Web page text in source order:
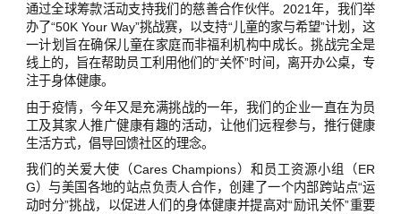
通过全球筹款活动支持我们的慈善合作伙伴。2021年，我们举
办了“50K Your Way”挑战赛，以支持“儿童的家与希望”计划，这
一计划旨在确保儿童在家庭而非福利机构中成长。挑战完全是
线上的，旨在帮助员工利用他们的“关怀”时间，离开办公桌，专
注于身体健康。
由于疫情，今年又是充满挑战的一年，我们的企业一直在为员
工及其家人推广健康有趣的活动，让他们远程参与，推行健康
生活方式，倡导回馈社区的理念。
我们的关爱大使（Cares Champions）和员工资源小组（ER
G）与美国各地的站点负责人合作，创建了一个内部跨站点“运
动时分”挑战，以促进人们的身体健康并提高对“励讯关怀”重要